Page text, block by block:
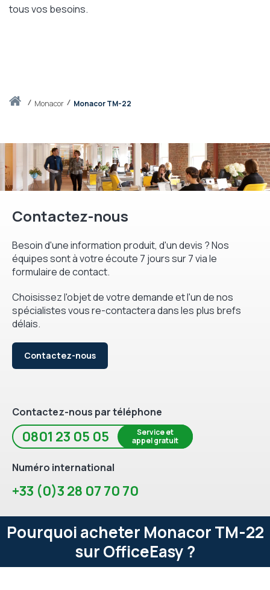
Accueilmonacor Monacor TM-22
tous vos besoins.
Contactez-nous
Besoin d'une information produit, d'un devis ? Nos
équipes sont à votre écoute 7 jours sur 7 via le
formulaire de contact.
Choisissez l'objet de votre demande et l'un de nos
spécialistes vous re-contactera dans les plus brefs
délais.
Contactez-nous
Contactez-nous par téléphone
0801 23 05 05
Service et
appel gratuit
Numéro international
+33 (0)3 28 07 70 70
Pourquoi acheter Monacor TM-22
sur OfficeEasy ?